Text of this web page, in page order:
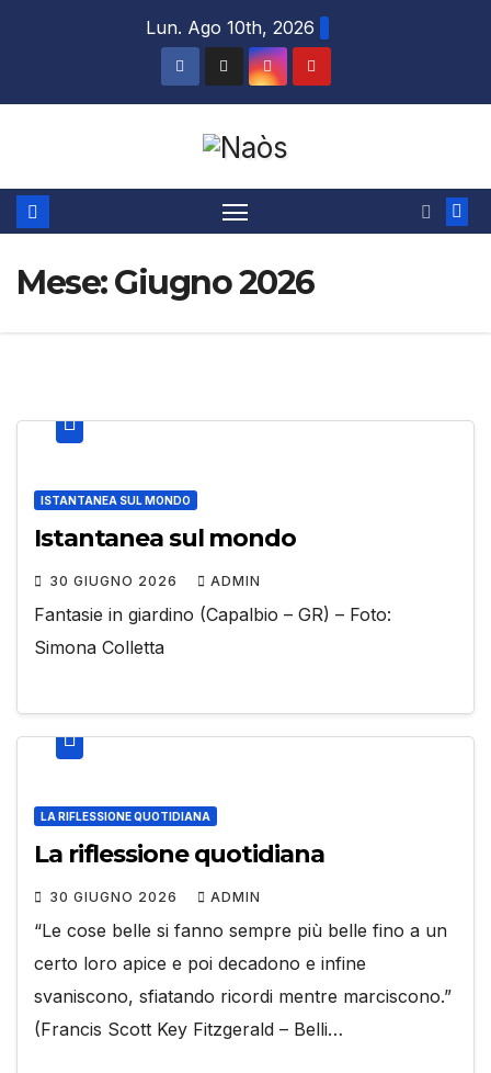
Lun. Ago 10th, 2026
Mese:Giugno 2026
ISTANTANEA SUL MONDO
Istantanea sul mondo
30 GIUGNO 2026 ADMIN
Fantasie in giardino (Capalbio – GR) – Foto:
Simona Colletta
LA RIFLESSIONE QUOTIDIANA
La riflessione quotidiana
30 GIUGNO 2026 ADMIN
“Le cose belle si fanno sempre più belle fino a un
certo loro apice e poi decadono e infine
svaniscono, sfiatando ricordi mentre marciscono.”
(Francis Scott Key Fitzgerald – Belli…